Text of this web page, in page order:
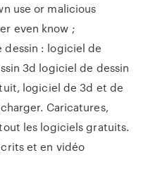
use or malicious
even know ;
dessin : logiciel de
3d logiciel de dessin
logiciel de 3d et de
Caricatures,
les logiciels gratuits.
et en vidéo